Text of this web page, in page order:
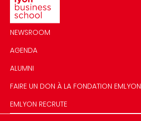
NEWSROOM
AGENDA
ALUMNI
FAIRE UN DON À LA FONDATION EMLYON
EMLYON RECRUTE